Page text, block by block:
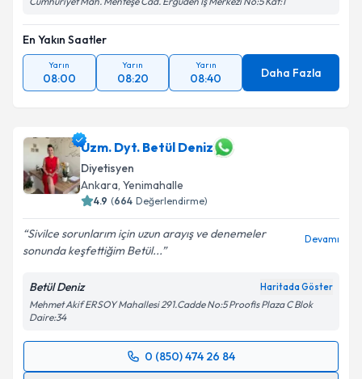
En Yakın Saatler
Yarın
08:00
Yarın
08:20
Yarın
08:40 Daha Fazla
Uzm. Dyt. Betül Deniz
Diyetisyen
Ankara, Yenimahalle
4.9 (664 Değerlendirme)
Sivilce sorunlarım için uzun arayış ve denemeler
sonunda keşfettiğim Betül...
Devamı
Betül Deniz Haritada Göster
Mehmet Akif ERSOY Mahallesi 291.Cadde No:5 Proofis Plaza C Blok
Daire:34
0 (850) 474 26 84
Randevu Takvimi Talebi